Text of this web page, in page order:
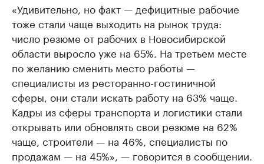
«Удивительно, но факт — дефицитные рабочие
тоже стали чаще выходить на рынок труда:
число резюме от рабочих в Новосибирской
области выросло уже на 65%. На третьем месте
по желанию сменить место работы —
специалисты из ресторанно-гостиничной
сферы, они стали искать работу на 63% чаще.
Кадры из сферы транспорта и логистики стали
открывать или обновлять свои резюме на 62%
чаще, строители — на 46%, специалисты по
продажам — на 45%», — говорится в сообщении.